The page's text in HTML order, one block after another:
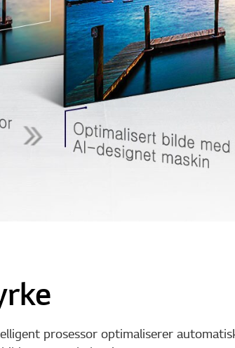
prosessor optimaliserer